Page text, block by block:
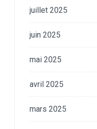
juillet 2025
juin 2025
mai 2025
avril 2025
mars 2025